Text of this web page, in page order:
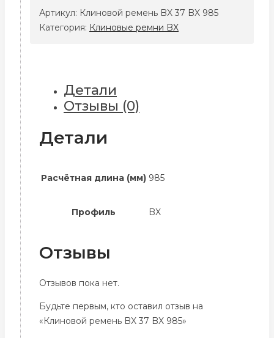
ремень
BX
Артикул: Клиновой ремень BX 37 BX 985
Категория: Клиновые ремни BX
Детали
Отзывы (0)
Детали
Расчётная длина (мм) 985
Профиль BX
Отзывы
Отзывов пока нет.
Будьте первым, кто оставил отзыв на
«Клиновой ремень BX 37 BX 985»